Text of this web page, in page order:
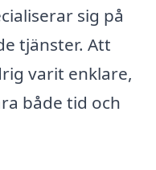
sig på
tjänster. Att
varit enklare,
både tid och